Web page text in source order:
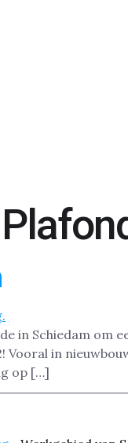
in Schiedam om
in
op […]